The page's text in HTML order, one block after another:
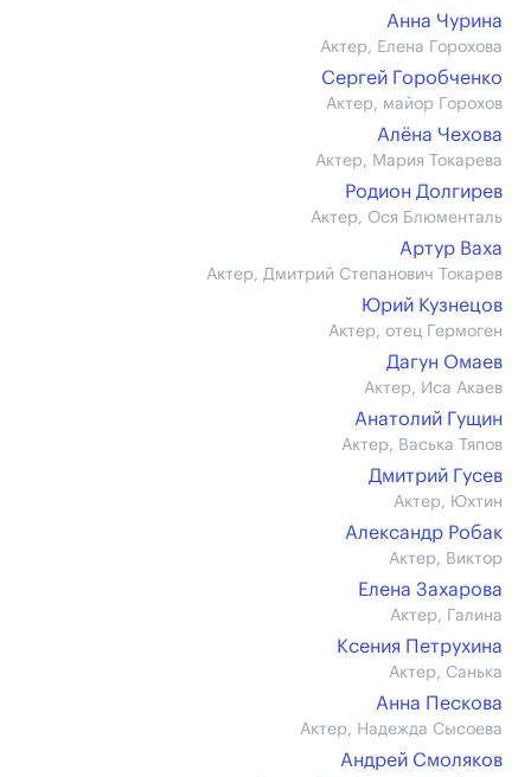
Анна Чурина
Актер, Елена Горохова
Сергей Горобченко
Актер, майор Горохов
Алёна Чехова
Актер, Мария Токарева
Родион Долгирев
Актер, Ося Блюменталь
Артур Ваха
Актер, Дмитрий Степанович Токарев
Юрий Кузнецов
Актер, отец Гермоген
Дагун Омаев
Актер, Иса Акаев
Анатолий Гущин
Актер, Васька Тяпов
Дмитрий Гусев
Актер, Юхтин
Александр Робак
Актер, Виктор
Елена Захарова
Актер, Галина
Ксения Петрухина
Актер, Санька
Анна Пескова
Актер, Надежда Сысоева
Андрей Смоляков